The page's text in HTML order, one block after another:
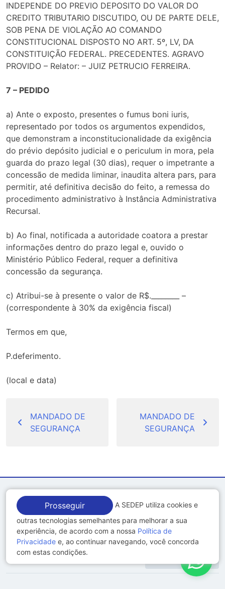
INDEPENDE DO PREVIO DEPOSITO DO VALOR DO
CREDITO TRIBUTARIO DISCUTIDO, OU DE PARTE DELE,
SOB PENA DE VIOLAÇÃO AO COMANDO
CONSTITUCIONAL DISPOSTO NO ART. 5º, LV, DA
CONSTITUIÇÃO FEDERAL. PRECEDENTES. AGRAVO
PROVIDO – Relator: – JUIZ PETRUCIO FERREIRA.
7 – PEDIDO
a) Ante o exposto, presentes o fumus boni iuris,
representado por todos os argumentos expendidos,
que demonstram a inconstitucionalidade da exigência
do prévio depósito judicial e o periculum in mora, pela
guarda do prazo legal (30 dias), requer o impetrante a
concessão de medida liminar, inaudita altera pars, para
permitir, até definitiva decisão do feito, a remessa do
procedimento administrativo à Instância Administrativa
Recursal.
b) Ao final, notificada a autoridade coatora a prestar
informações dentro do prazo legal e, ouvido o
Ministério Público Federal, requer a definitiva
concessão da segurança.
c) Atribui-se à presente o valor de R$.________ –
(correspondente à 30% da exigência fiscal)
Termos em que,
P.deferimento.
(local e data)
de
Post
MANDADO DE
SEGURANÇA
MANDADO DE
SEGURANÇA
Notícias Jurídicas
Últimas Notícias
Prosseguir
A SEDEP utiliza cookies e
outras tecnologias semelhantes para melhorar a sua
experiência, de acordo com a nossa Política de
Privacidade e, ao continuar navegando, você concorda
com estas condições.